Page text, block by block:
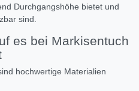
Durchgangshöhe bietet und
sind.
es bei Markisentuch
hochwertige Materialien